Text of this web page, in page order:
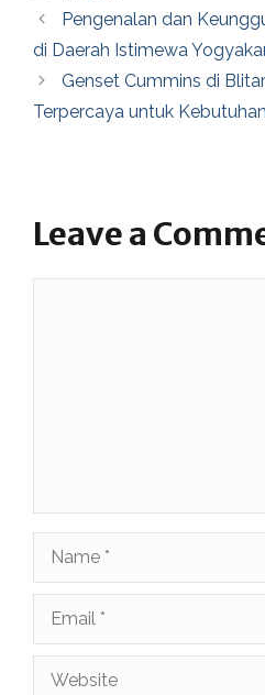
Pengenalan dan
di Daerah Istimewa
Genset Cummins di
Terpercaya untuk
Leave a